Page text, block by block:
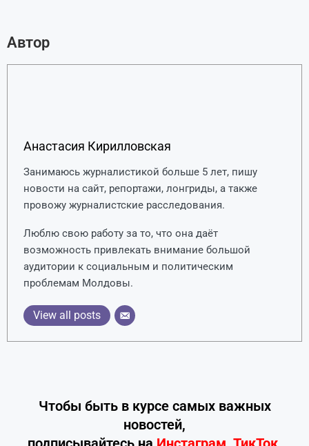
Автор
Анастасия Кирилловская
Занимаюсь журналистикой больше 5 лет, пишу
новости на сайт, репортажи, лонгриды, а также
провожу журналистские расследования.
Люблю свою работу за то, что она даёт
возможность привлекать внимание большой
аудитории к социальным и политическим
проблемам Молдовы.
View all posts
Чтобы быть в курсе самых важных
новостей,